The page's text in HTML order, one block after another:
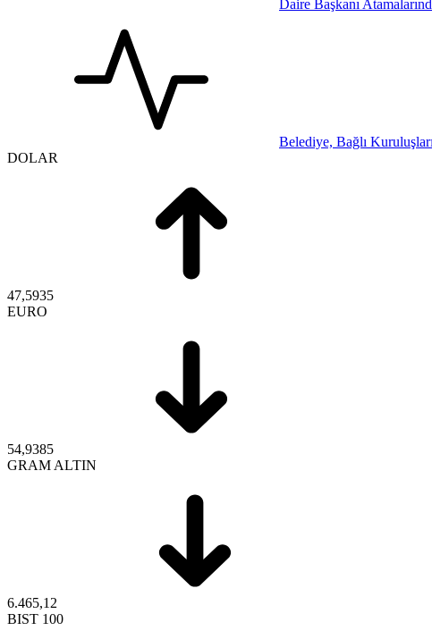
Daire Başkanı
Belediye, Bağlı
DOLAR
47,5935
EURO
54,9385
GRAM ALTIN
6.465,12
BIST 100